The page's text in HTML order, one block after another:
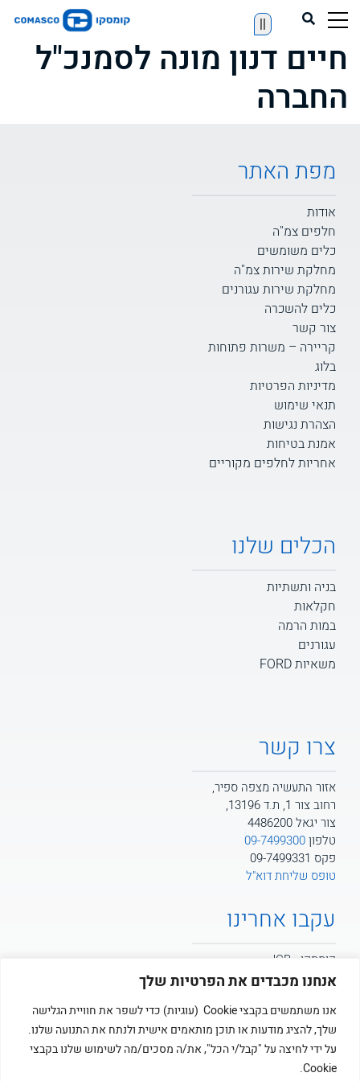
אנחנו מכבדים את הפרטיות שלך
אנו משתמשים בקבצי Cookie (עוגיות) כדי לשפר את חוויית הגלישה
שלך, להציג מודעות או תוכן מותאמים אישית ולנתח את התנועה שלנו.
על ידי לחיצה על "קבל/י הכל", את/ה מסכים/מה לשימוש שלנו בקבצי
Cookie.
||
חיים דנון מונה לסמנכ"ל
החברה
מפת האתר
אודות
חלפים צמ"ה
כלים משומשים
מחלקת שירות צמ"ה
מחלקת שירות עגורנים
כלים להשכרה
צור קשר
קריירה – משרות פתוחות
בלוג
מדיניות הפרטיות
תנאי שימוש
הצהרת נגישות
אמנת בטיחות
אחריות לחלפים מקוריים
הכלים שלנו
בניה ותשתיות
חקלאות
במות הרמה
עגורנים
משאיות FORD
צרו קשר
אזור התעשיה מצפה ספיר,
רחוב צור 1, ת.ד 13196,
צור יגאל 4486200
טלפון09-7499300
פקס 09-7499331
טופס שליחת דוא"ל
עקבו אחרינו
קומסקו - JCB
קומסקו - POTAIN
קומסקו